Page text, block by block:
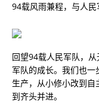
94载风雨兼程，与人民
回望94载人民军队，
军队的成长。我们也
生产，从小修小改到
到齐头并进。